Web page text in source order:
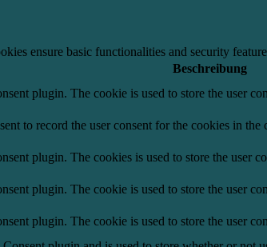
ensure basic functionalities and security
Beschreibung
plugin. The cookie is used to store the user
to record the user consent for the cookies in
plugin. The cookies is used to store the user
plugin. The cookie is used to store the user
plugin. The cookie is used to store the user